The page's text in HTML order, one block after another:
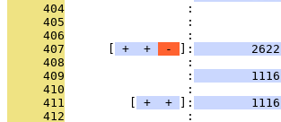
     404
:
     405
:
     406
:
     407
+ + - ]:
     408
:
     409
                 :
     410
:
     411
+ + ]:
     412
: